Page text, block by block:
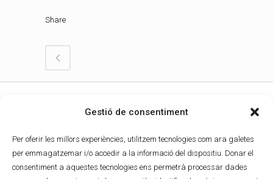
Gestió de consentiment
Per oferir les millors experiències, utilitzem tecnologies com ara galetes
per emmagatzemar i/o accedir a la informació del dispositiu. Donar el
consentiment a aquestes tecnologies ens permetrà processar dades
Share